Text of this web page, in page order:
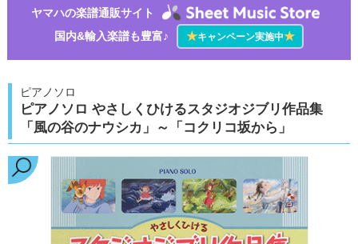
ヤマハの楽譜通販サイト
国内&輸入楽譜も豊富♪
★キャンペーン実施中★
ピアノソロ
ピアノソロ やさしくひけるスタジオジブリ作品集
「風の谷のナウシカ」～「コクリコ坂から」